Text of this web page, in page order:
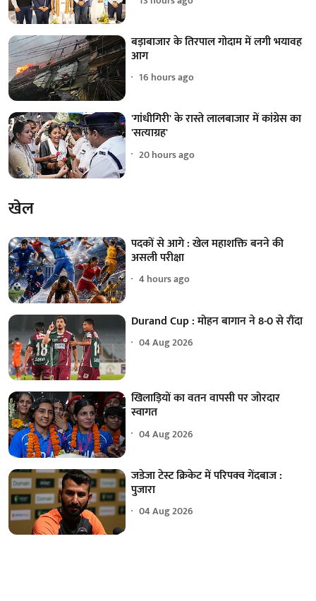
बड़ाबाजार के तिरपाल गोदाम में लगी भयावह
आग
16 hours ago
'गांधीगिरी' के रास्ते लालबाजार में कांग्रेस का
'सत्याग्रह'
20 hours ago
खेल
पदकों से आगे : खेल महाशक्ति बनने की
असली परीक्षा
4 hours ago
Durand Cup : मोहन बागान ने 8-0 से रौंदा
04 Aug 2026
खिलाड़ियों का वतन वापसी पर जोरदार
स्वागत
04 Aug 2026
जडेजा टेस्ट क्रिकेट में परिपक्व गेंदबाज :
पुजारा
04 Aug 2026